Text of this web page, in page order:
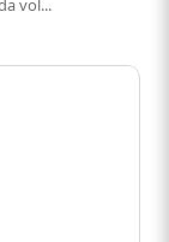
vol...